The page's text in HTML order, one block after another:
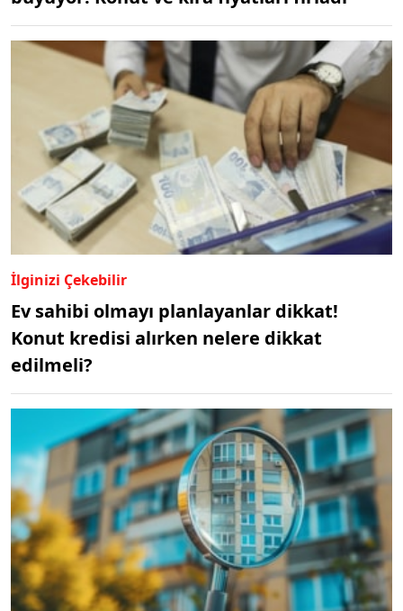
İlginizi Çekebilir
Ev sahibi olmayı planlayanlar dikkat!
Konut kredisi alırken nelere dikkat
edilmeli?